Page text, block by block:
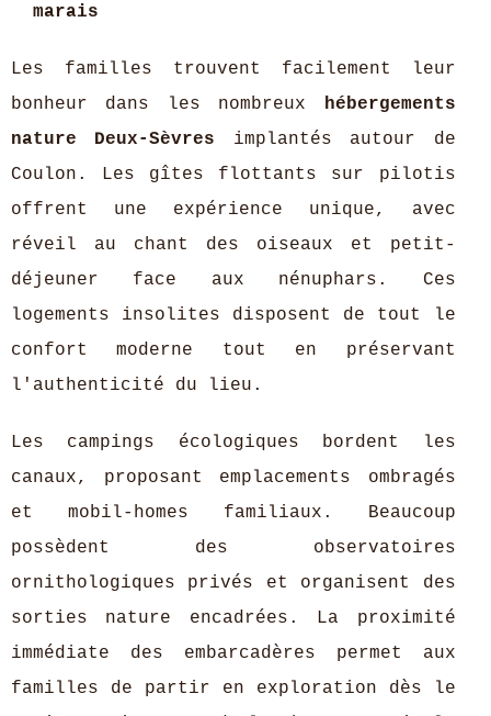
marais
Les familles trouvent facilement leur
bonheur dans les nombreux
hébergements
nature Deux-Sèvres implantés autour de
Coulon. Les gîtes flottants sur pilotis
offrent une expérience unique, avec
réveil au chant des oiseaux et petit-
déjeuner face aux nénuphars. Ces
logements insolites disposent de tout le
confort moderne tout en préservant
l'authenticité du lieu.
Les campings écologiques bordent les
canaux, proposant emplacements ombragés
et mobil-homes familiaux. Beaucoup
possèdent des observatoires
ornithologiques privés et organisent des
sorties nature encadrées. La proximité
immédiate des embarcadères permet aux
familles de partir en exploration dès le